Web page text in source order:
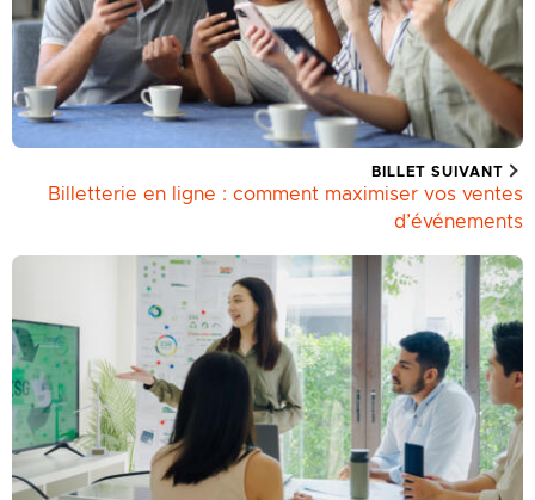
BILLET SUIVANT
Billetterie en ligne : comment maximiser vos ventes
d’événements